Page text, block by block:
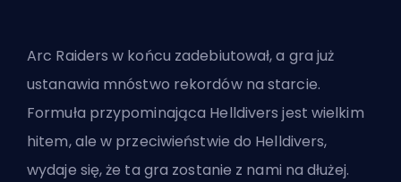
Arc Raiders w końcu zadebiutował, a gra już
ustanawia mnóstwo rekordów na starcie.
Formuła przypominająca Helldivers jest wielkim
hitem, ale w przeciwieństwie do Helldivers,
wydaje się, że ta gra zostanie z nami na dłużej.